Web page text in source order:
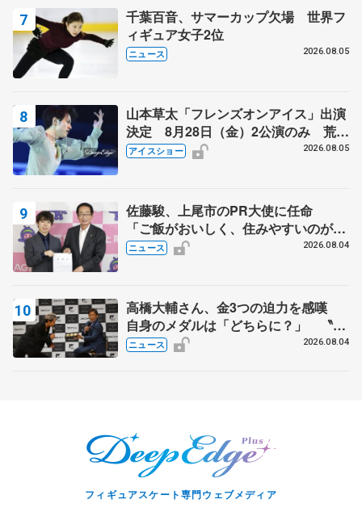
千葉百音、サマーカップ欠場 世界フ
ィギュア女子2位
ニュース 2026.08.05
山本草太「フレンズオンアイス」出演
決定 8月28日（金）2公演のみ 荒川
静香さんプロデュース、20周年のアイ
アイスショー 2026.08.05
佐藤駿、上尾市のPR大使に任命
「ご飯がおいしく、住みやすいのが魅
力」
ニュース 2026.08.04
高橋大輔さん、金3つの迫力を感嘆
自身のメダルは「どちらに？」 〝リ
ス兄弟〟オリンピック3連覇の野村忠
ニュース 2026.08.04
フィギュアスケート専門ウェブメディア